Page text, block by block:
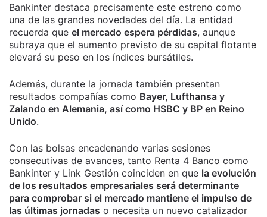
Bankinter destaca precisamente este estreno como
una de las grandes novedades del día. La entidad
recuerda que el mercado espera pérdidas, aunque
subraya que el aumento previsto de su capital flotante
elevará su peso en los índices bursátiles.
Además, durante la jornada también presentan
resultados compañías como Bayer, Lufthansa y
Zalando en Alemania, así como HSBC y BP en Reino
Unido.
Con las bolsas encadenando varias sesiones
consecutivas de avances, tanto Renta 4 Banco como
Bankinter y Link Gestión coinciden en que la evolución
de los resultados empresariales será determinante
para comprobar si el mercado mantiene el impulso de
las últimas jornadas o necesita un nuevo catalizador